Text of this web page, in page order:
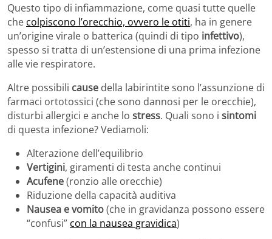
Questo tipo di infiammazione, come quasi tutte quelle
che colpiscono l’orecchio, ovvero le otiti, ha in genere
un’origine virale o batterica (quindi di tipo infettivo),
spesso si tratta di un’estensione di una prima infezione
alle vie respiratore.
Altre possibili cause della labirintite sono l’assunzione di
farmaci ortotossici (che sono dannosi per le orecchie),
disturbi allergici e anche lo stress. Quali sono i sintomi
di questa infezione? Vediamoli:
Alterazione dell’equilibrio
Vertigini, giramenti di testa anche continui
Acufene(ronzio alle orecchie)
Riduzione della capacità auditiva
Nausea e vomito(che in gravidanza possono essere
“confusi” con la nausea gravidica)